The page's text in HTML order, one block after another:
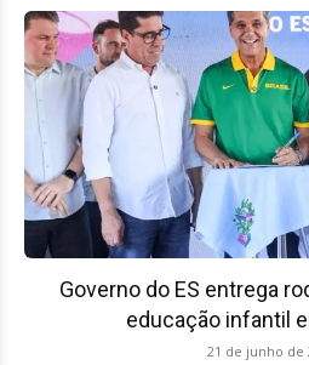
Governo do ES entrega
educação infantil
21 de junho de